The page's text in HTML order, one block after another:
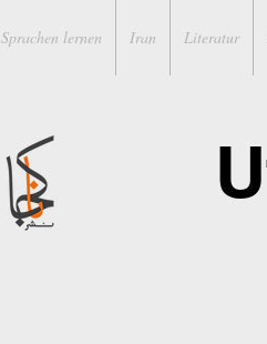
Sprachen lernen Iran Literatur